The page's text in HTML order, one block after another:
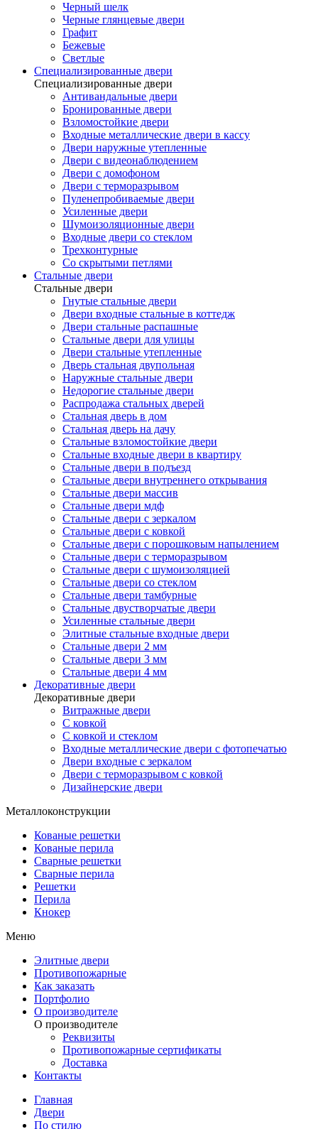
Черный шелк
Черные глянцевые двери
Графит
Бежевые
Светлые
Специализированные двери
Специализированные двери
Антивандальные двери
Бронированные двери
Взломостойкие двери
Входные металлические двери в кассу
Двери наружные утепленные
Двери с видеонаблюдением
Двери с домофоном
Двери с терморазрывом
Пуленепробиваемые двери
Усиленные двери
Шумоизоляционные двери
Входные двери со стеклом
Трехконтурные
Со скрытыми петлями
Стальные двери
Стальные двери
Гнутые стальные двери
Двери входные стальные в коттедж
Двери стальные распашные
Стальные двери для улицы
Двери стальные утепленные
Дверь стальная двупольная
Наружные стальные двери
Недорогие стальные двери
Распродажа стальных дверей
Стальная дверь в дом
Стальная дверь на дачу
Стальные взломостойкие двери
Стальные входные двери в квартиру
Стальные двери в подъезд
Стальные двери внутреннего открывания
Стальные двери массив
Стальные двери мдф
Стальные двери с зеркалом
Стальные двери с ковкой
Стальные двери с порошковым напылением
Стальные двери с терморазрывом
Стальные двери с шумоизоляцией
Стальные двери со стеклом
Стальные двери тамбурные
Стальные двустворчатые двери
Усиленные стальные двери
Элитные стальные входные двери
Стальные двери 2 мм
Стальные двери 3 мм
Стальные двери 4 мм
Декоративные двери
Декоративные двери
Витражные двери
С ковкой
С ковкой и стеклом
Входные металлические двери с фотопечатью
Двери входные с зеркалом
Двери с терморазрывом с ковкой
Дизайнерские двери
Металлоконструкции
Кованые решетки
Кованые перила
Сварные решетки
Сварные перила
Решетки
Перила
Кнокер
Меню
Элитные двери
Противопожарные
Как заказать
Портфолио
О производителе
О производителе
Реквизиты
Противопожарные сертификаты
Доставка
Контакты
Главная
Двери
По стилю